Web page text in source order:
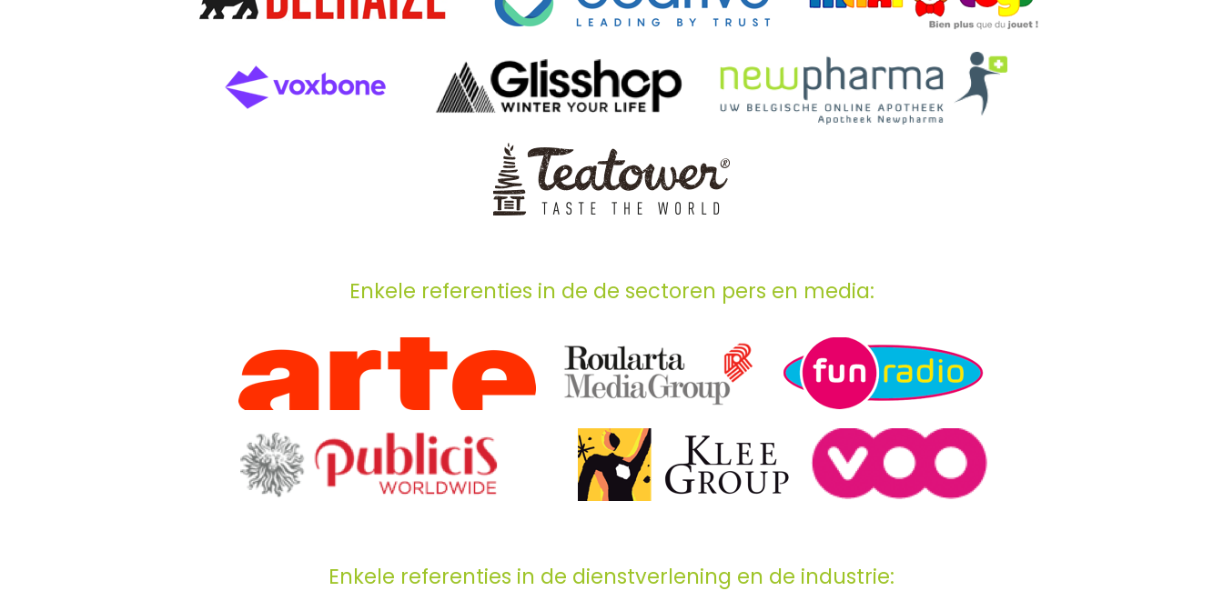
Enkele referenties in de de sectoren pers en media:
Enkele referenties in de dienstverlening en de industrie: